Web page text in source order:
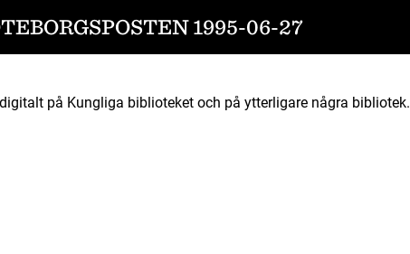
1995-06-27
på Kungliga biblioteket och på ytterligare några bibliotek.